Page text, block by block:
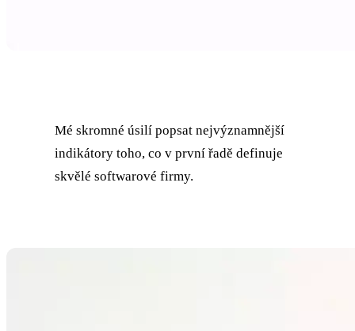
Mé skromné úsilí popsat nejvýznamnější
indikátory toho, co v první řadě definuje
skvělé softwarové firmy.